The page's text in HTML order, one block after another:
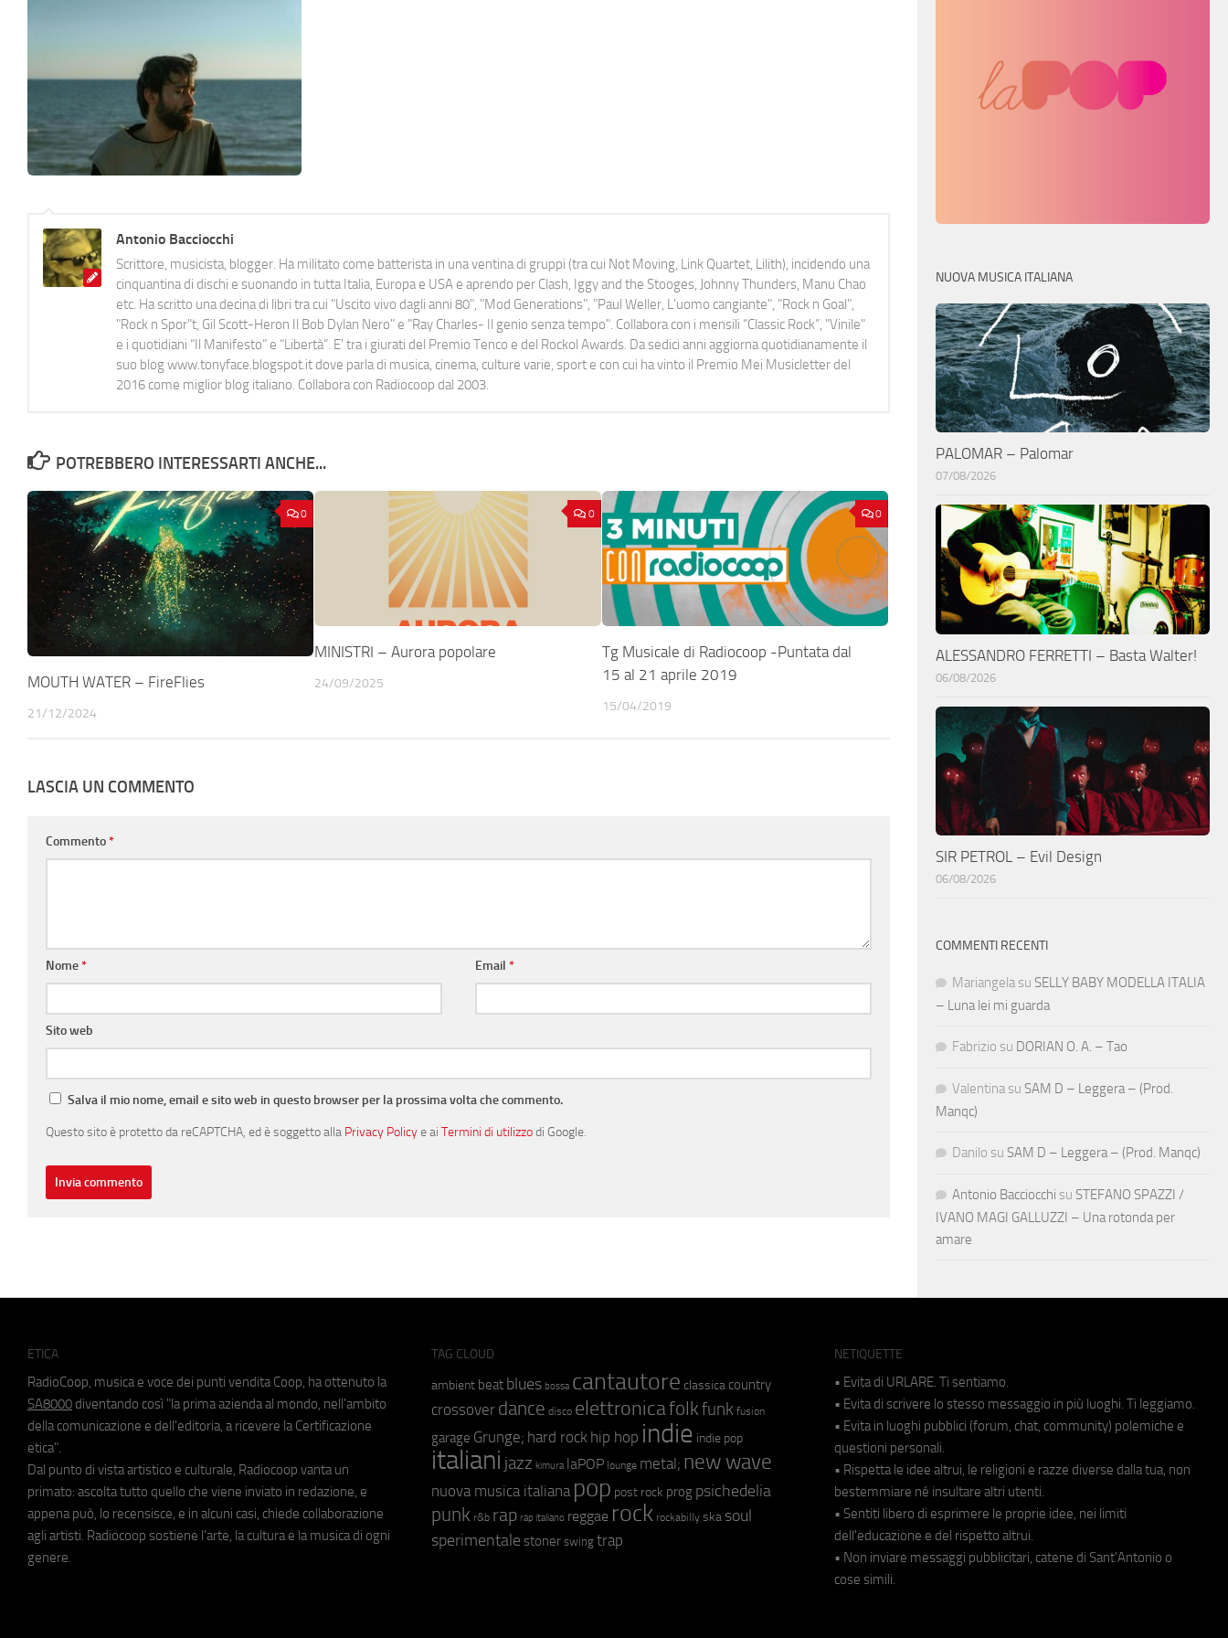
Antonio Bacciocchi
Scrittore, musicista, blogger. Ha militato come batterista in una ventina di gruppi (tra cui Not Moving, Link Quartet, Lilith), incidendo una
cinquantina di dischi e suonando in tutta Italia, Europa e USA e aprendo per Clash, Iggy and the Stooges, Johnny Thunders, Manu Chao
etc. Ha scritto una decina di libri tra cui "Uscito vivo dagli anni 80", "Mod Generations", "Paul Weller, L’uomo cangiante", "Rock n Goal",
"Rock n Spor"t, Gil Scott-Heron Il Bob Dylan Nero" e "Ray Charles- Il genio senza tempo". Collabora con i mensili “Classic Rock”, "Vinile"
e i quotidiani “Il Manifesto” e “Libertà”. E' tra i giurati del Premio Tenco e del Rockol Awards. Da sedici anni aggiorna quotidianamente il
suo blog www.tonyface.blogspot.it dove parla di musica, cinema, culture varie, sport e con cui ha vinto il Premio Mei Musicletter del
2016 come miglior blog italiano. Collabora con Radiocoop dal 2003.
POTREBBERO INTERESSARTI ANCHE...
0
MOUTH WATER – FireFlies
21/12/2024
0
MINISTRI – Aurora popolare
24/09/2025
0
Tg Musicale di Radiocoop -Puntata dal
15 al 21 aprile 2019
15/04/2019
LASCIA UN COMMENTO
Commento*
Nome* Email*
Sito web
Salva il mio nome, email e sito web in questo browser per la prossima volta che commento.
Questo sito è protetto da reCAPTCHA, ed è soggetto alla Privacy Policye ai Termini di utilizzodi Google.
NUOVA MUSICA ITALIANA
PALOMAR – Palomar
07/08/2026
ALESSANDRO FERRETTI – Basta Walter!
06/08/2026
SIR PETROL – Evil Design
06/08/2026
COMMENTI RECENTI
Mariangela su SELLY BABY MODELLA ITALIA
– Luna lei mi guarda
Fabrizio su DORIAN O. A. – Tao
Valentina su SAM D – Leggera – (Prod.
Manqc)
Danilo su SAM D – Leggera – (Prod. Manqc)
Antonio Bacciocchi su STEFANO SPAZZI /
IVANO MAGI GALLUZZI – Una rotonda per
amare
ETICA
RadioCoop, musica e voce dei punti vendita Coop, ha ottenuto la
SA8000 diventando così "la prima azienda al mondo, nell'ambito
della comunicazione e dell'editoria, a ricevere la Certificazione
etica".
Dal punto di vista artistico e culturale, Radiocoop vanta un
primato: ascolta tutto quello che viene inviato in redazione, e
appena può, lo recensisce, e in alcuni casi, chiede collaborazione
agli artisti. Radiocoop sostiene l'arte, la cultura e la musica di ogni
genere.
TAG CLOUD
ambient beat blues bossa cantautore classica country
crossover dance disco elettronicafolkfunk fusion
garage Grunge; hard rock hip hop indie indie pop
italiani jazz kimura laPOP lounge metal; new wave
nuova musica italiana pop post rock prog psichedelia
punk r&b rap rap italiano reggae rock rockabilly ska soul
sperimentale stoner swing trap
NETIQUETTE
• Evita di URLARE. Ti sentiamo.
• Evita di scrivere lo stesso messaggio in più luoghi. Ti leggiamo.
• Evita in luoghi pubblici (forum, chat, community) polemiche e
questioni personali.
• Rispetta le idee altrui, le religioni e razze diverse dalla tua, non
bestemmiare né insultare altri utenti.
• Sentiti libero di esprimere le proprie idee, nei limiti
dell'educazione e del rispetto altrui.
• Non inviare messaggi pubblicitari, catene di Sant'Antonio o
cose simili.